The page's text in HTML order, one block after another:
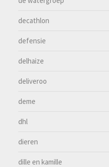
decathlon
defensie
delhaize
deliveroo
deme
dhl
dieren
dille en kamille